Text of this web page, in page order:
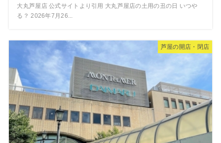
大丸芦屋店 公式サイトより引用 大丸芦屋店の土用の丑の日 いつや
る？ 2026年7月26...
芦屋の開店・閉店